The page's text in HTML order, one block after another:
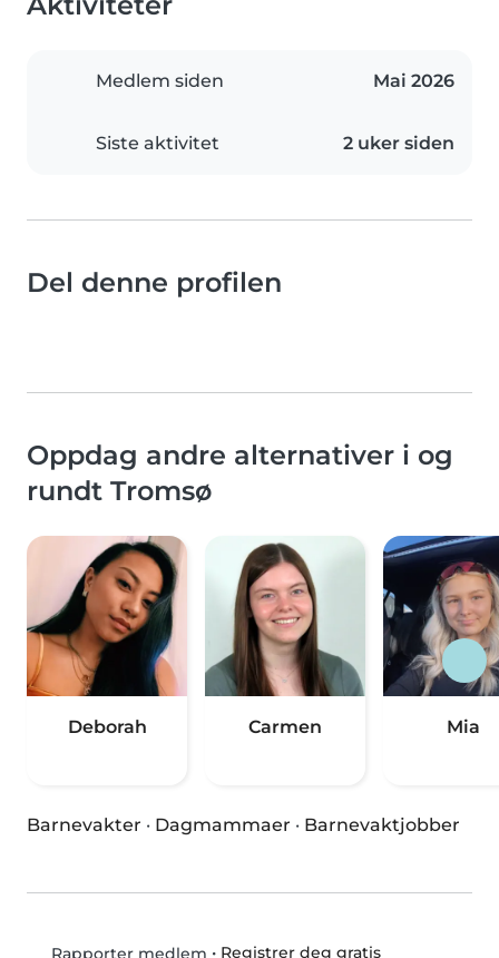
Medlem siden Mai 2026
Siste aktivitet 2 uker siden
Del denne profilen
Oppdag andre alternativer i og
rundt Tromsø
Deborah Carmen Mia
Barnevakter · Dagmammaer · Barnevaktjobber
Rapporter medlem • Registrer deg gratis